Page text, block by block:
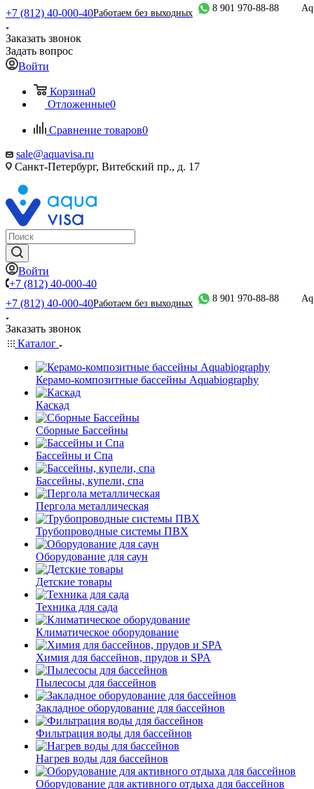
+7 (812) 40-000-40Работаем без выходных 8 901 970-88-88
Заказать звонок
Задать вопрос
Войти
Корзина0
Отложенные0
Сравнение товаров0
sale@aquavisa.ru
Санкт-Петербург, Витебский пр., д. 17
Войти
+7 (812) 40-000-40
+7 (812) 40-000-40Работаем без выходных 8 901 970-88-88
Заказать звонок
Каталог
Керамо-композитные бассейны Aquabiography
Каскад
Сборные Бассейны
Бассейны и Спа
Бассейны, купели, спа
Пергола металлическая
Трубопроводные системы ПВХ
Оборудование для саун
Детские товары
Техника для сада
Климатическое оборудование
Химия для бассейнов, прудов и SPA
Пылесосы для бассейнов
Закладное оборудование для бассейнов
Фильтрация воды для бассейнов
Нагрев воды для бассейнов
Оборудование для активного отдыха для бассейнов